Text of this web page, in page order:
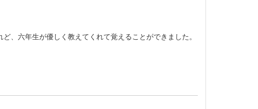
、六年生が優しく教えてくれて覚えることができました。